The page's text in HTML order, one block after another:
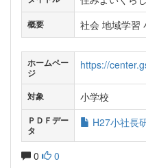
概要 社会 地域学習
ホームペー
ジ
https://
対象 小学校
ＰＤＦデー
タ
H27小社長
0 0